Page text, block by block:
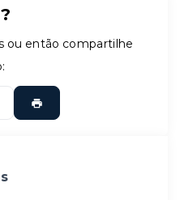
ou então compartilhe